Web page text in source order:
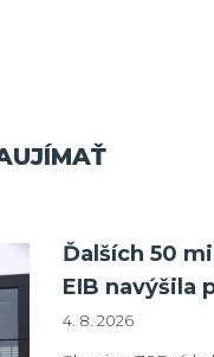
Ďalších 50
EIB navýšila
4. 8. 2026